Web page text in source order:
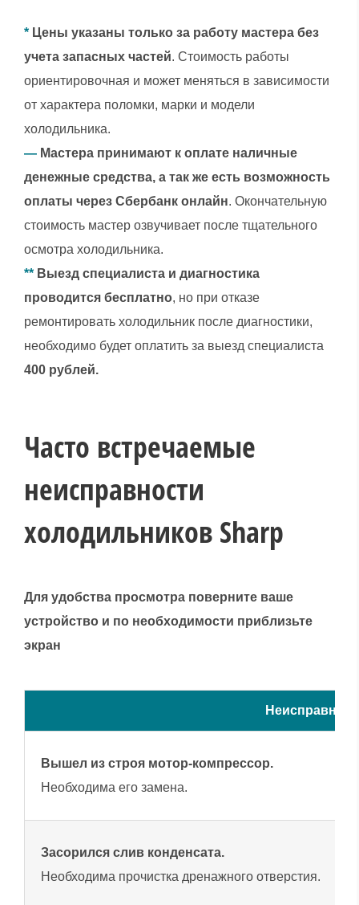
* Цены указаны только за работу мастера без
учета запасных частей. Стоимость работы
ориентировочная и может меняться в зависимости
от характера поломки, марки и модели
холодильника.
— Мастера принимают к оплате наличные
денежные средства, а так же есть возможность
оплаты через Сбербанк онлайн. Окончательную
стоимость мастер озвучивает после тщательного
осмотра холодильника.
** Выезд специалиста и диагностика
проводится бесплатно, но при отказе
ремонтировать холодильник после диагностики,
необходимо будет оплатить за выезд специалиста
400 рублей.
Часто встречаемые
неисправности
холодильников Sharp
Для удобства просмотра поверните ваше
устройство и по необходимости приблизьте
экран
Вышел из строя мотор-компрессор.
Необходима его замена.
Засорился слив конденсата.
Необходима прочистка дренажного отверстия.